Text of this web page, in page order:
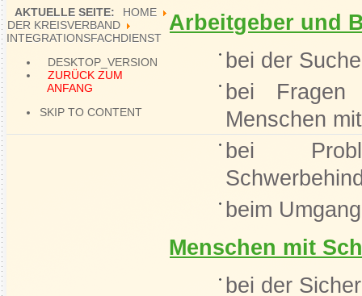
Arbeitgeber und
bei der
bei Fragen
Menschen
bei
beim
Menschen mit
bei der
AKTUELLE SEITE:
HOME
DER KREISVERBAND
INTEGRATIONSFACHDIENST
DESKTOP_VERSION
ZURÜCK ZUM
ANFANG
SKIP TO CONTENT